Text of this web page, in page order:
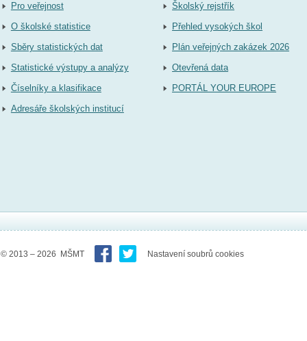
Pro veřejnost
O školské statistice
Sběry statistických dat
Statistické výstupy a analýzy
Číselníky a klasifikace
Adresáře školských institucí
Školský rejstřík
Přehled vysokých škol
Plán veřejných zakázek 2026
Otevřená data
PORTÁL YOUR EUROPE
© 2013 – 2026 MŠMT Nastavení soubrů cookies